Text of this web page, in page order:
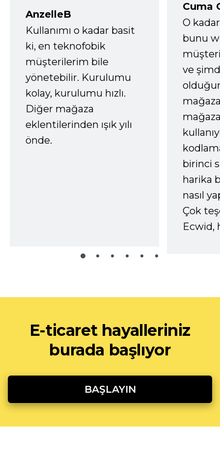
AnzelleB
Kullanımı o kadar basit
ki, en teknofobik
müşterilerim bile
yönetebilir. Kurulumu
kolay, kurulumu hızlı.
Diğer mağaza
eklentilerinden ışık yılı
önde.
Cuma
O
bunu
ve
birinci
harika
nasıl
Çok
Ecwid,
E-ticaret hayalleriniz
burada başlıyor
BAŞLAYIN